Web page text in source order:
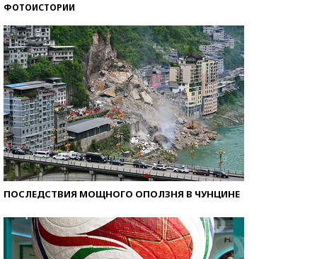
ФОТОИСТОРИИ
ПОСЛЕДСТВИЯ МОЩНОГО ОПОЛЗНЯ В ЧУНЦИНЕ